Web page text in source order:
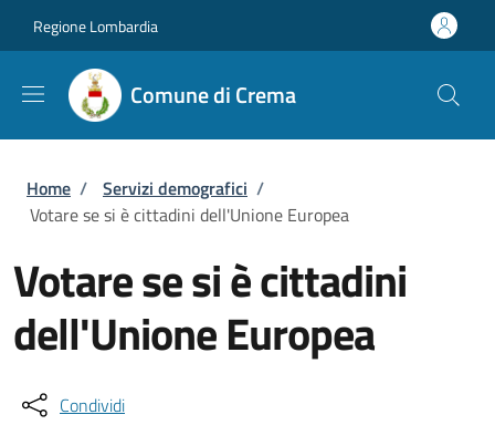
Regione Lombardia
Comune di Crema
Briciole di pane
Home / Servizi demografici /
Votare se si è cittadini dell'Unione Europea
Votare se si è cittadini
dell'Unione Europea
Condividi